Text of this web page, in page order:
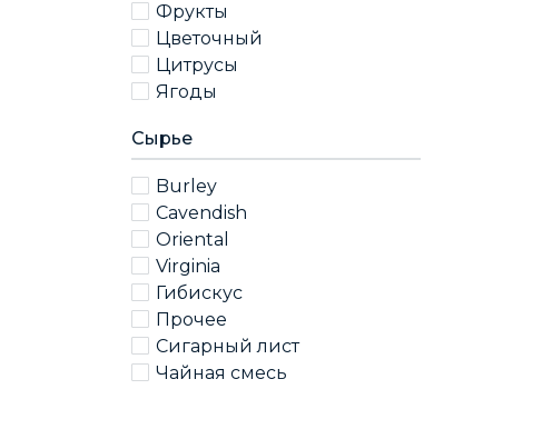
Фрукты
Цветочный
Цитрусы
Ягоды
Сырье
Burley
Cavendish
Oriental
Virginia
Гибискус
Прочее
Сигарный лист
Чайная смесь